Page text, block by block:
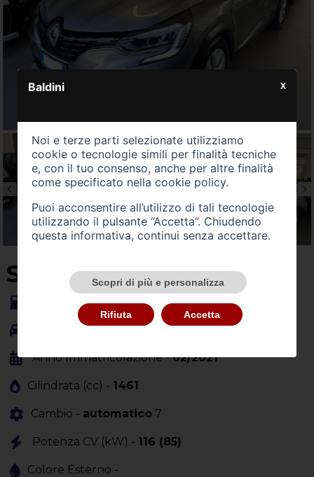
SU QUEST'AUTO
Alimentazione -gasolio
Carrozzeria -fuoristrada
Anno Immatricolazione -02/2021
Cilindrata (cc) - 1461
Cambio - automatico 7
Potenza CV (kW) - 116 (85)
Colore Esterno -
Baldini
Noi e terze parti selezionate utilizziamo
cookie o tecnologie simili per finalità tecniche
e, con il tuo consenso, anche per altre finalità
come specificato nella cookie policy.
Puoi acconsentire all’utilizzo di tali tecnologie
utilizzando il pulsante “Accetta”. Chiudendo
questa informativa, continui senza accettare.
Scopri di più e personalizza
Rifiuta Accetta
X